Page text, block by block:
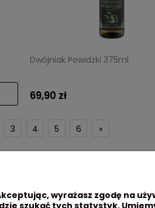
Dwójniak Powidzki 375ml
69,90 zł
3 4 5 6 »
wyrażasz zgodę na
szukać tych statystyk.